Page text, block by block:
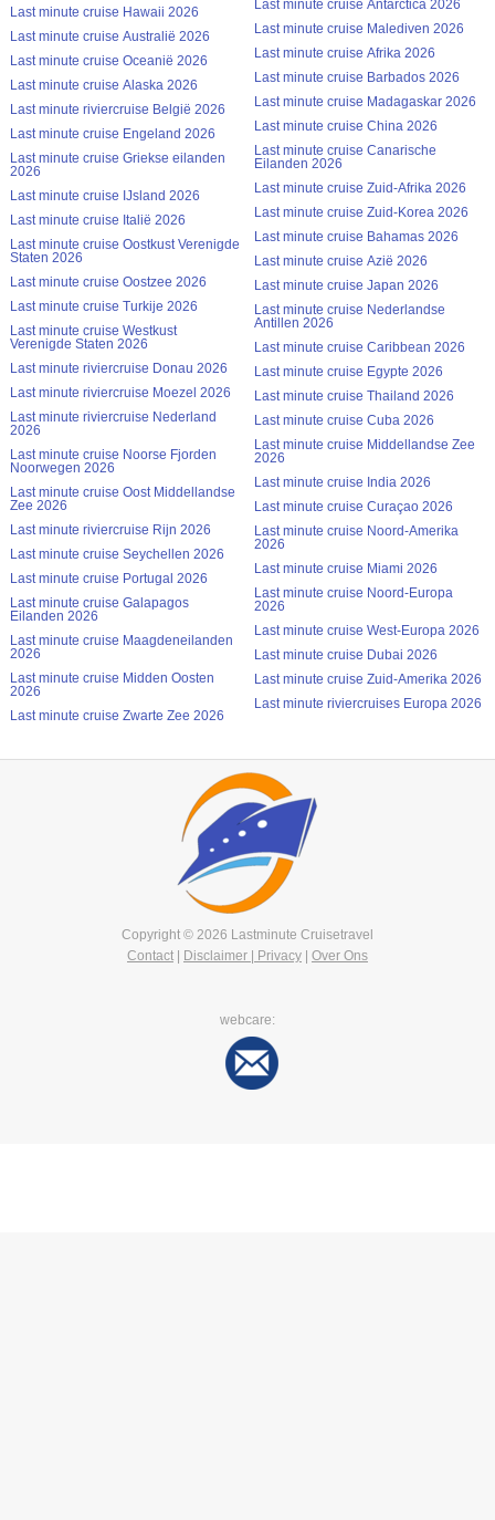
Last minute cruise Hawaii 2026
Last minute cruise Australië 2026
Last minute cruise Oceanië 2026
Last minute cruise Alaska 2026
Last minute riviercruise België 2026
Last minute cruise Engeland 2026
Last minute cruise Griekse eilanden
2026
Last minute cruise IJsland 2026
Last minute cruise Italië 2026
Last minute cruise Oostkust Verenigde
Staten 2026
Last minute cruise Oostzee 2026
Last minute cruise Turkije 2026
Last minute cruise Westkust
Verenigde Staten 2026
Last minute riviercruise Donau 2026
Last minute riviercruise Moezel 2026
Last minute riviercruise Nederland
2026
Last minute cruise Noorse Fjorden
Noorwegen 2026
Last minute cruise Oost Middellandse
Zee 2026
Last minute riviercruise Rijn 2026
Last minute cruise Seychellen 2026
Last minute cruise Portugal 2026
Last minute cruise Galapagos
Eilanden 2026
Last minute cruise Maagdeneilanden
2026
Last minute cruise Midden Oosten
2026
Last minute cruise Zwarte Zee 2026
Last minute cruise Antarctica 2026
Last minute cruise Malediven 2026
Last minute cruise Afrika 2026
Last minute cruise Barbados 2026
Last minute cruise Madagaskar 2026
Last minute cruise China 2026
Last minute cruise Canarische
Eilanden 2026
Last minute cruise Zuid-Afrika 2026
Last minute cruise Zuid-Korea 2026
Last minute cruise Bahamas 2026
Last minute cruise Azië 2026
Last minute cruise Japan 2026
Last minute cruise Nederlandse
Antillen 2026
Last minute cruise Caribbean 2026
Last minute cruise Egypte 2026
Last minute cruise Thailand 2026
Last minute cruise Cuba 2026
Last minute cruise Middellandse Zee
2026
Last minute cruise India 2026
Last minute cruise Curaçao 2026
Last minute cruise Noord-Amerika
2026
Last minute cruise Miami 2026
Last minute cruise Noord-Europa
2026
Last minute cruise West-Europa 2026
Last minute cruise Dubai 2026
Last minute cruise Zuid-Amerika 2026
Last minute riviercruises Europa 2026
Copyright © 2026 Lastminute Cruisetravel
Contact | Disclaimer | Privacy | Over Ons
webcare: